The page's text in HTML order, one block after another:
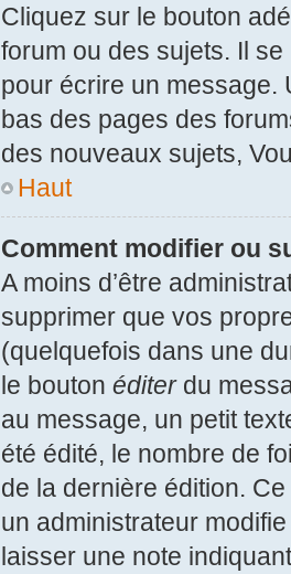
Cliquez sur le bouton
forum ou des sujets. Il
pour écrire un message.
bas des pages des
des nouveaux sujets,
Haut
Comment modifier ou
A moins d’être
supprimer que vos
(quelquefois dans une
le bouton éditerdu
au message, un petit
été édité, le nombre de
de la dernière édition.
un administrateur
laisser une note